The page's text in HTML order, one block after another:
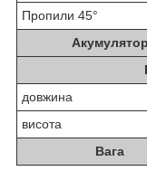
Пропили 45°
Акумулятор
довжина
висота
Вага